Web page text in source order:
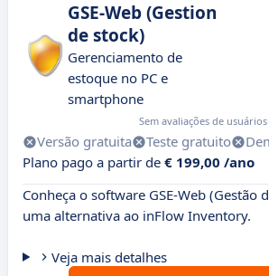
GSE-Web (Gestion
de stock)
Gerenciamento de
estoque no PC e
smartphone
Sem avaliações de usuários
Versão gratuita Teste gratuito
Plano pago a partir de € 199,00 /ano
Conheça o software GSE-Web (Gestão
uma alternativa ao inFlow Inventory.
Veja mais detalhes